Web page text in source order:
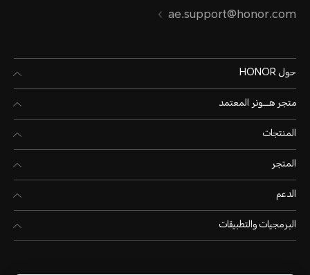
ae.support@honor.com
حول HONOR
متجر هـــونر المعتمد
المنتجات
المتجر
الدعم
البرمجيات والتطبيقات